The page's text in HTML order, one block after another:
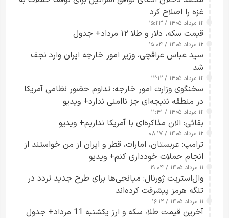
غزه را اصلاح کرد
۱۲ مرداد ۱۴۰۵ / ۱۵:۲۳
قیمت سکه، دلار و طلا ۱۲ مرداد+ جدول
۱۲ مرداد ۱۴۰۵ / ۱۵:۰۴
سید عباس عراقچی، وزیر امور خارجه ایران وارد نجف
شد
۱۲ مرداد ۱۴۰۵ / ۱۲:۱۲
سخنگوی وزارت امور خارجه: تداوم حضور نظامی آمریکا
در منطقه نتیجه‌ای جز ناامنی ندارد+ ویدیو
۱۲ مرداد ۱۴۰۵ / ۱۱:۴۱
بقائی: الان مذاکره‌ای با آمریکا نداریم+ ویدیو
۱۲ مرداد ۱۴۰۵ / ۰۸:۱۷
ترامپ: عربستان، امارات، قطر و ایران از من خواستند از
انجام حملات خودداری کنم+ ویدیو
۱۱ مرداد ۱۴۰۵ / ۱۹:۰۴
وال‌استریت ژورنال: میانجی‌ها برای طرح جدید تردد در
تنگه هرمز پیشرفت کرده‌اند
۱۱ مرداد ۱۴۰۵ / ۱۶:۱۲
آخرین قیمت طلا، سکه و ارز یکشنبه 11 مرداد+ جدول